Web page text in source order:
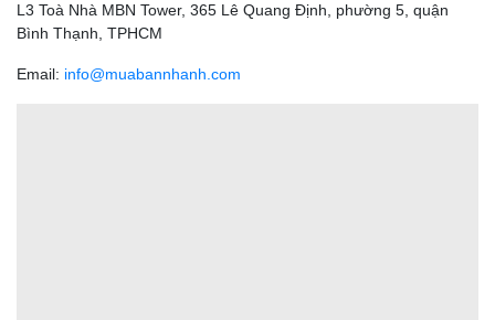
L3 Toà Nhà MBN Tower, 365 Lê Quang Định, phường 5, quận
Bình Thạnh, TPHCM
Email: info@muabannhanh.com